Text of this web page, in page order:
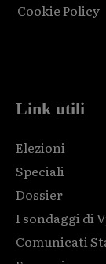
Cookie Policy
Link utili
Elezioni
Speciali
Dossier
I sondaggi di
Comunicati